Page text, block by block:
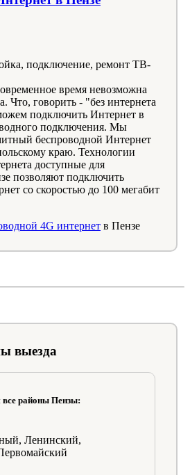
время невозможна
Что, говорить - "без интернета
подключить Интернет в
подключения. Мы
беспроводной Интернет
краю. Технологии
доступные для
позволяют подключить
со скоростью до 100 мегабит
4G интернет в Пензе
выезда
районы Пензы:
Ленинский,